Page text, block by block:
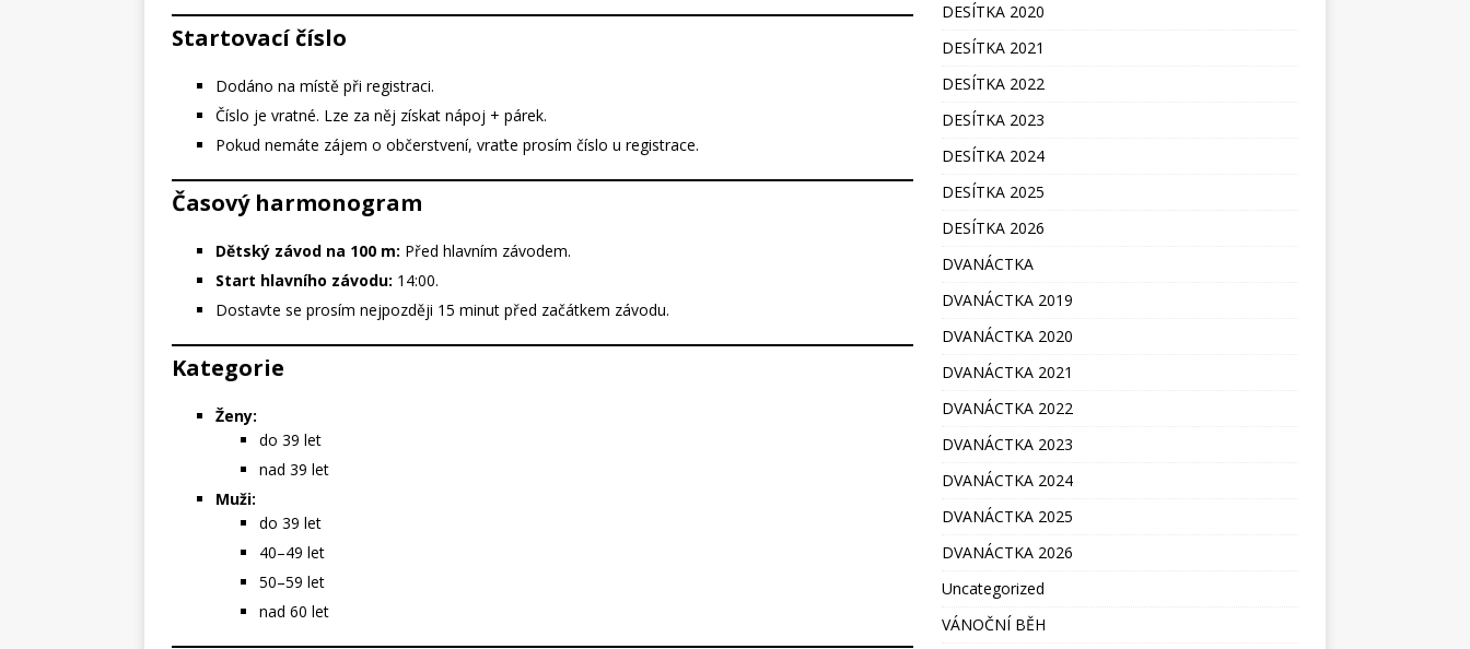
Startovací číslo
Dodáno na místě při registraci.
Číslo je vratné. Lze za něj získat nápoj + párek.
Pokud nemáte zájem o občerstvení, vraťte prosím číslo u registrace.
Časový harmonogram
Dětský závod na 100 m: Před hlavním závodem.
Start hlavního závodu: 14:00.
Dostavte se prosím nejpozději 15 minut před začátkem závodu.
Kategorie
Ženy:
do 39 let
nad 39 let
Muži:
do 39 let
40–49 let
50–59 let
nad 60 let
DESÍTKA 2020
DESÍTKA 2021
DESÍTKA 2022
DESÍTKA 2023
DESÍTKA 2024
DESÍTKA 2025
DESÍTKA 2026
DVANÁCTKA
DVANÁCTKA 2019
DVANÁCTKA 2020
DVANÁCTKA 2021
DVANÁCTKA 2022
DVANÁCTKA 2023
DVANÁCTKA 2024
DVANÁCTKA 2025
DVANÁCTKA 2026
Uncategorized
VÁNOČNÍ BĚH